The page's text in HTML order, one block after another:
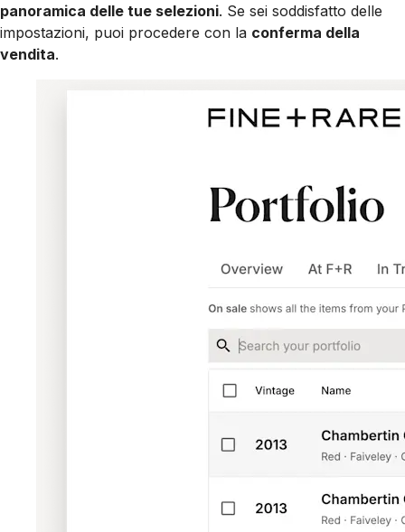
panoramica delle tue selezioni. Se sei soddisfatto delle
impostazioni, puoi procedere con la conferma della
vendita.